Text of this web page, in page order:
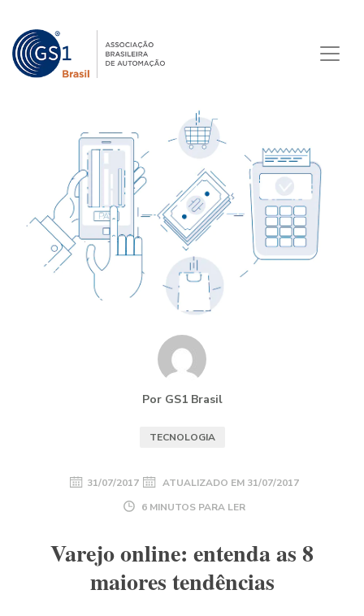
Por GS1 Brasil
TECNOLOGIA
31/07/2017 ATUALIZADO EM 31/07/2017
6 MINUTOS PARA LER
Varejo online: entenda as 8
maiores tendências